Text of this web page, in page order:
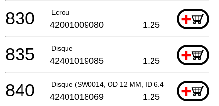
Ecrou +
830 42001009080 1.25
Disque +
835 42401019085 1.25
Disque (SW0014, OD 12 MM, ID 6.4 MM)+
840 42401018069 1.25